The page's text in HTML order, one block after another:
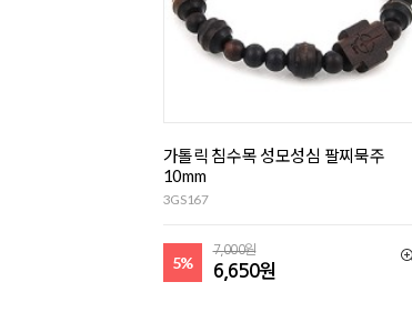
가톨릭 침수목 성모성심 팔찌묵주
10mm
3GS167
5%
7,000원
6,650원